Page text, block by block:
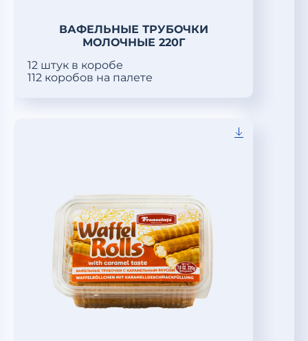
ВАФЕЛЬНЫЕ ТРУБОЧКИ
МОЛОЧНЫЕ 220Г
12 штук в коробе
112 коробов на палете